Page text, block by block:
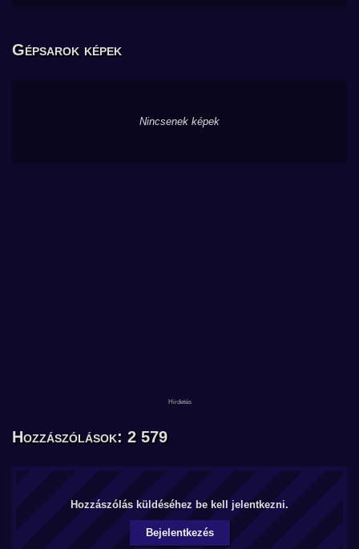
Gépsarok képek
Nincsenek képek
Hozzászólások: 2 579
Hozzászólás küldéséhez be kell jelentkezni.
Bejelentkezés